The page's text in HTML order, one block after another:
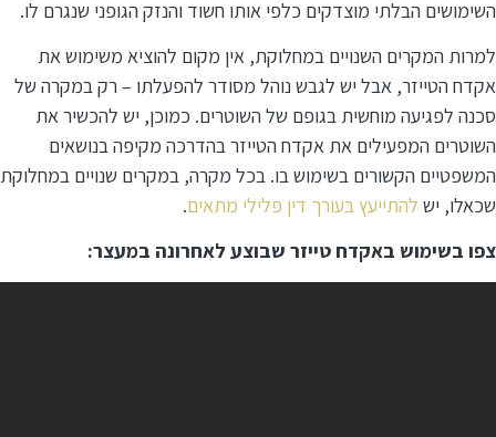
השימושים הבלתי מוצדקים כלפי אותו חשוד והנזק הגופני שנגרם לו.
למרות המקרים השנויים במחלוקת, אין מקום להוציא משימוש את
אקדח הטייזר, אבל יש לגבש נוהל מסודר להפעלתו – רק במקרה של
סכנה לפגיעה מוחשית בגופם של השוטרים. כמוכן, יש להכשיר את
השוטרים המפעילים את אקדח הטייזר בהדרכה מקיפה בנושאים
המשפטיים הקשורים בשימוש בו. בכל מקרה, במקרים שנויים במחלוקת
שכאלו, יש להתייעץ בעורך דין פלילי מתאים.
צפו בשימוש באקדח טייזר שבוצע לאחרונה במעצר: